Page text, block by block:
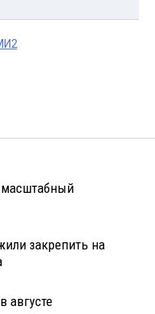
масштабный
закрепить на
августе